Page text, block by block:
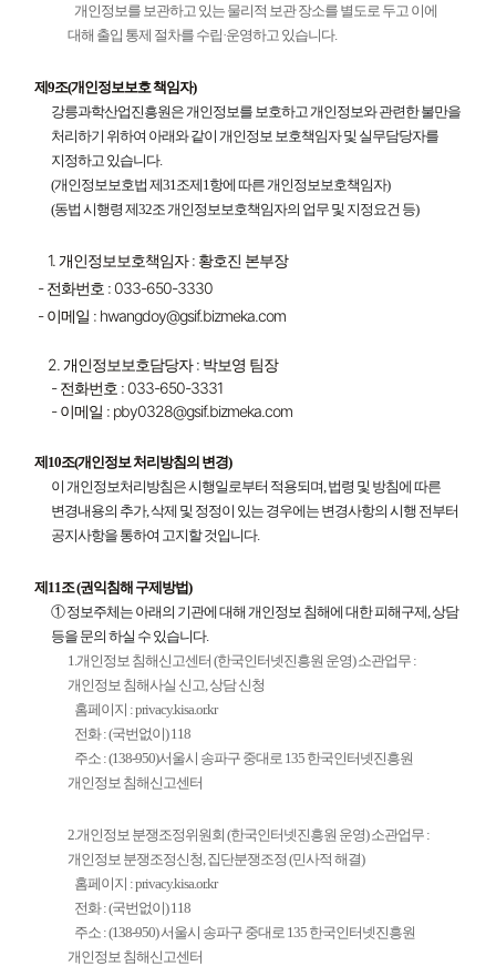
개인정보를 보관하고 있는 물리적 보관 장소를 별도로 두고 이에
대해 출입 통제 절차를 수립·운영하고 있습니다.
제9조(개인정보보호 책임자)
강릉과학산업진흥원은 개인정보를 보호하고 개인정보와 관련한 불만을
처리하기 위하여 아래와 같이 개인정보 보호책임자 및 실무담당자를
지정하고 있습니다.
(개인정보보호법 제31조제1항에 따른 개인정보보호책임자)
(동법 시행령 제32조 개인정보보호책임자의 업무 및 지정요건 등)
1. 개인정보보호책임자 : 황호진 본부장
- 전화번호 : 033-650-3330
- 이메일 : hwangdoy@gsif.bizmeka.com
2. 개인정보보호담당자 : 박보영 팀장
- 전화번호 : 033-650-3331
- 이메일 : pby0328@gsif.bizmeka.com
제10조(개인정보 처리방침의 변경)
이 개인정보처리방침은 시행일로부터 적용되며, 법령 및 방침에 따른
변경내용의 추가, 삭제 및 정정이 있는 경우에는 변경사항의 시행 전부터
공지사항을 통하여 고지할 것입니다.
제11조 (권익침해 구제방법)
① 정보주체는 아래의 기관에 대해 개인정보 침해에 대한 피해구제, 상담
등을 문의 하실 수 있습니다.
1.개인정보 침해신고센터 (한국인터넷진흥원 운영) 소관업무 :
개인정보 침해사실 신고, 상담 신청
홈페이지 : privacy.kisa.or.kr
전화 : (국번없이) 118
주소 : (138-950)서울시 송파구 중대로 135 한국인터넷진흥원
개인정보 침해신고센터
2.개인정보 분쟁조정위원회 (한국인터넷진흥원 운영) 소관업무 :
개인정보 분쟁조정신청, 집단분쟁조정 (민사적 해결)
홈페이지 : privacy.kisa.or.kr
전화 : (국번없이) 118
주소 : (138-950) 서울시 송파구 중대로 135 한국인터넷진흥원
개인정보 침해신고센터